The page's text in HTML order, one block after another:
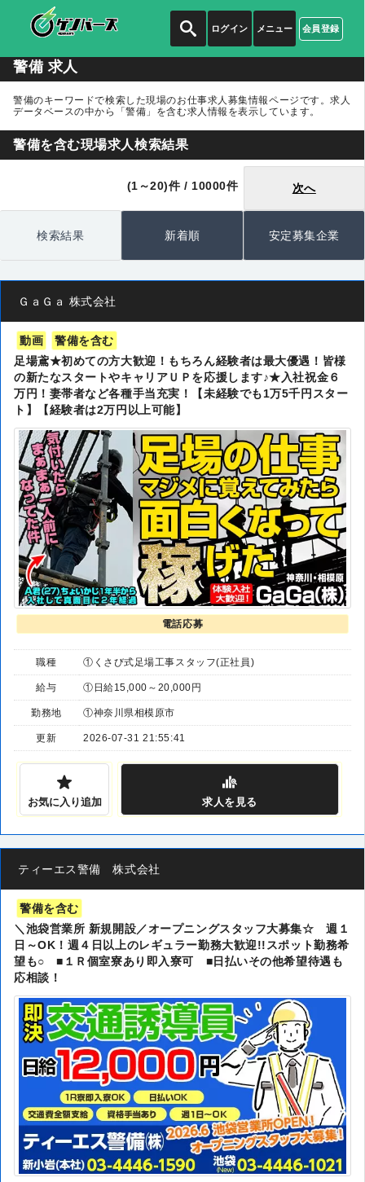
ログイン 会員登録
メニュー
警備 求人
警備のキーワードで検索した現場のお仕事求人募集情報ページです。求人
データベースの中から
「警備」 を含む求人情報を表示しています。
警備を含む現場求人検索結果
(1～20)件 / 10000件 次へ
検索結果 新着順 安定募集企業
ＧａＧａ 株式会社
動画
警備を含む
足場鳶★初めての方大歓迎！もちろん経験者は最大優遇！皆様
の新たなスタートやキャリアＵＰを応援します♪★入社祝金６
万円！妻帯者など各種手当充実！【未経験でも1万5千円スター
ト】【経験者は2万円以上可能】
電話応募
職種 ①くさび式足場工事スタッフ(正社員)
給与 ①日給15,000～20,000円
勤務地 ①神奈川県相模原市
更新 2026-07-31 21:55:41
お気に入り追加 求人を見る
ティーエス警備 株式会社
警備を含む
＼池袋営業所 新規開設／オープニングスタッフ大募集☆ 週１
日～OK！週４日以上のレギュラー勤務大歓迎!!スポット勤務希
望も○ ■１Ｒ個室寮あり即入寮可 ■日払いその他希望待遇も
応相談！